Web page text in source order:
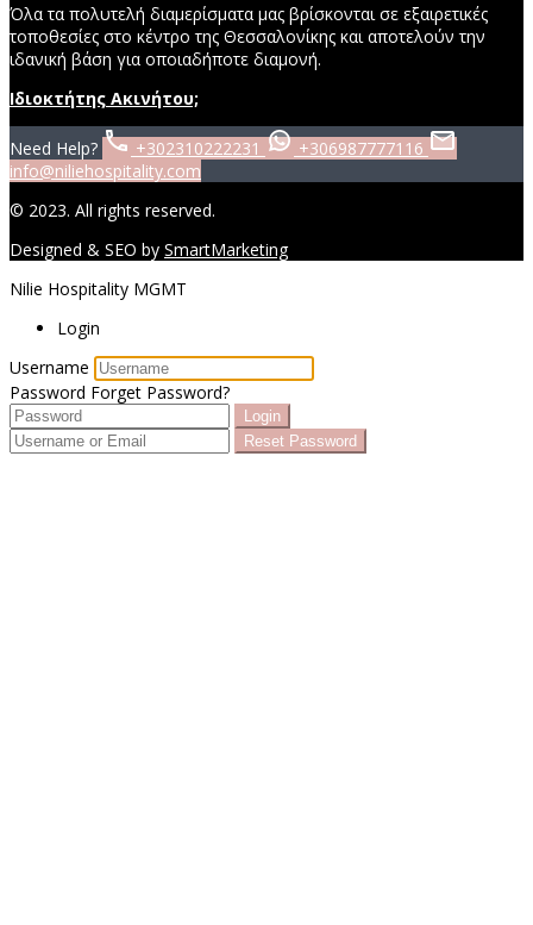
Όλα τα πολυτελή διαμερίσματα μας βρίσκονται σε εξαιρετικές
τοποθεσίες στο κέντρο της Θεσσαλονίκης και αποτελούν την
ιδανική βάση για οποιαδήποτε διαμονή.
Ιδιοκτήτης Ακινήτου;
Need Help? +302310222231
+306987777116
info@niliehospitality.com
© 2023. All rights reserved.
Designed & SEO by SmartMarketing
Nilie Hospitality MGMT
Login
Username
Password Forget Password?
Login
Reset Password